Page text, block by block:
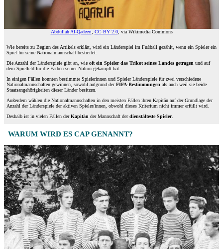
Abdullah Al-Qadeeri CC BY 2.0, via Wikimedia Commons
Wie bereits zu Beginn des Artikels erklärt, wird ein Länderspiel im Fußball gezählt, wenn ein Spieler ein
Spiel für seine Nationalmannschaft bestreitet.
Die Anzahl der Länderspiele gibt an, wie oft ein Spieler das Trikot seines Landes getragen und auf
dem Spielfeld für die Farben seiner Nation gekämpft hat.
In einigen Fällen konnten bestimmte Spielerinnen und Spieler Länderspiele für zwei verschiedene
Nationalmannschaften gewinnen, sowohl aufgrund derFIFA-Bestimmungen als auch weil sie beide
Staatsangehörigkeiten dieser Länder besitzen.
Außerdem wählen die Nationalmannschaften in den meisten Fällen ihren Kapitän auf der Grundlage der
Anzahl der Länderspiele der aktiven Spieler/innen, obwohl dieses Kriterium nicht immer erfüllt wird.
Deshalb ist in vielen Fällen derKapitän der Mannschaft derdienstälteste Spieler.
WARUM WIRD ES CAP GENANNT?